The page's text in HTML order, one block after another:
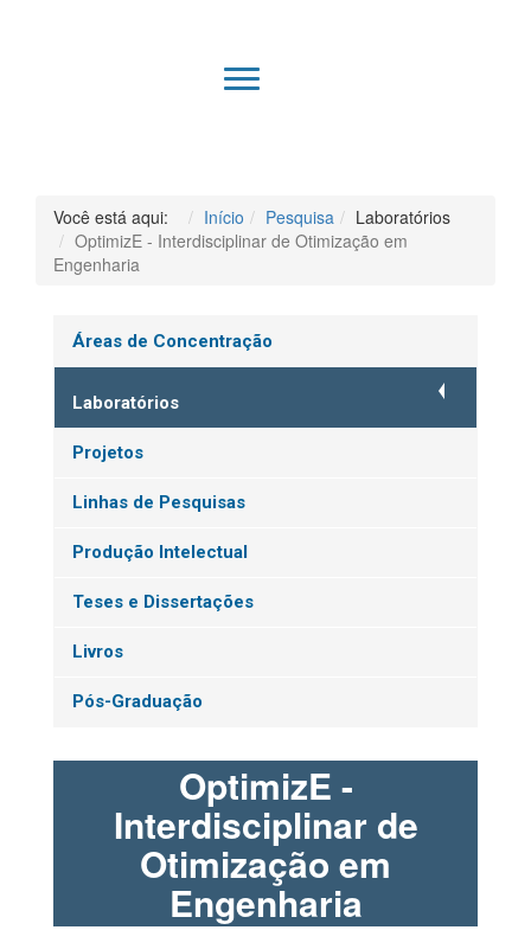
QUEM SOMOS
Você está aqui: Início Pesquisa
Laboratórios
OptimizE - Interdisciplinar de Otimização em
Engenharia
Áreas de Concentração
Laboratórios
Projetos
Linhas de Pesquisas
Produção Intelectual
Teses e Dissertações
Livros
Pós-Graduação
OptimizE -
Interdisciplinar de
Otimização em
Engenharia